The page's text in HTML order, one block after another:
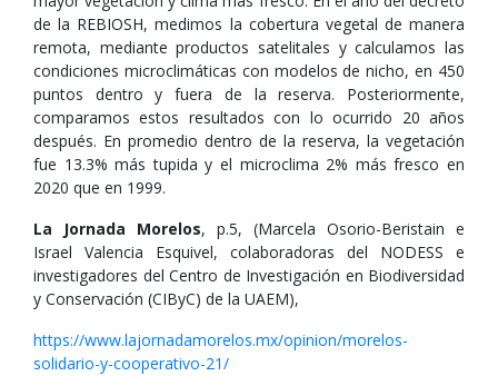
de la REBIOSH, medimos la cobertura vegetal de manera
remota, mediante productos satelitales y calculamos las
condiciones microclimáticas con modelos de nicho, en 450
puntos dentro y fuera de la reserva. Posteriormente,
comparamos estos resultados con lo ocurrido 20 años
después. En promedio dentro de la reserva, la vegetación
fue 13.3% más tupida y el microclima 2% más fresco en
2020 que en 1999.
La Jornada Morelos, p.5, (Marcela Osorio-Beristain e
Israel Valencia Esquivel, colaboradoras del NODESS e
investigadores del Centro de Investigación en Biodiversidad
y Conservación (CIByC) de la UAEM),
https://www.lajornadamorelos.mx/opinion/morelos-
solidario-y-cooperativo-21/